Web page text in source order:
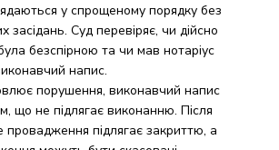
у спрощеному порядку без
засідань. Суд перевіряє, чи дійсно
безспірною та чи мав нотаріус
напис.
порушення, виконавчий напис
що не підлягає виконанню. Після
провадження підлягає закриттю, а